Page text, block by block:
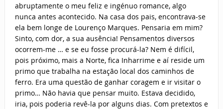
abruptamente o meu feliz e ingénuo romance, algo
nunca antes acontecido. Na casa dos pais, encontrava-se
ela bem longe de Lourenço Marques. Pensaria em mim?
Sinto, com dor, a sua ausência! Pensamentos diversos
ocorrem-me … e se eu fosse procurá-la? Nem é difícil,
pois próximo, mais a Norte, fica Inharrime e aí reside um
primo que trabalha na estação local dos caminhos de
ferro. Era uma questão de ganhar coragem e ir visitar o
primo… Não havia que pensar muito. Estava decidido,
iria, pois poderia revê-la por alguns dias. Com pretextos e